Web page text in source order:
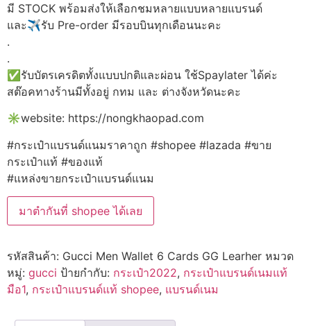
มี STOCK พร้อมส่งให้เลือกชมหลายแบบหลายแบรนด์
และ✈รับ Pre-order มีรอบบินทุกเดือนนะคะ
.
.
✅รับบัตรเครดิตทั้งแบบปกติและผ่อน ใช้Spaylater ได้ค่ะ
สต๊อคทางร้านมีทั้งอยู่ กทม และ ต่างจังหวัดนะคะ
✳️website: https://nongkhaopad.com
#กระเป๋าแบรนด์แนมราคาถูก #shopee #lazada #ขาย
กระเป๋าแท้ #ของแท้
#แหล่งขายกระเป๋าแบรนด์แนม
มาตำกันที่ shopee ได้เลย
รหัสสินค้า: Gucci Men Wallet 6 Cards GG Learher หมวด
หมู่: gucci ป้ายกำกับ: กระเป๋า2022, กระเป๋าแบรนด์เนมแท้
มือ1, กระเป๋าแบรนด์แท้ shopee, แบรนด์เนม